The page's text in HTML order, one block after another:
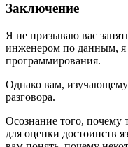
Заключение
Я не призываю вас
инженером по данным, я
программирования.
Однако вам, изучающему
разговора.
Осознание того, почему
для оценки достоинств